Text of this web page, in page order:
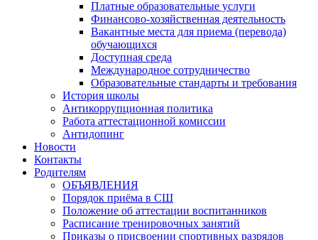
Платные образовательные услуги
Финансово-хозяйственная деятельность
Вакантные места для приема (перевода)
обучающихся
Доступная среда
Международное сотрудничество
Образовательные стандарты и требования
История школы
Антикоррупционная политика
Работа аттестационной комиссии
Антидопинг
Новости
Контакты
Родителям
ОБЪЯВЛЕНИЯ
Порядок приёма в СШ
Положение об аттестации воспитанников
Расписание тренировочных занятий
Приказы о присвоении спортивных разрядов